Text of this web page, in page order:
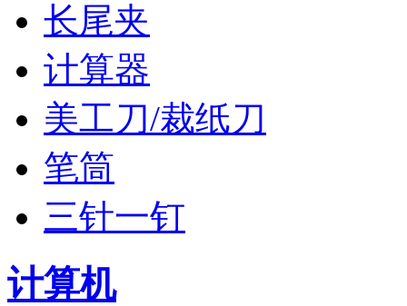
长尾夹
计算器
美工刀/裁纸刀
笔筒
三针一钉
计算机